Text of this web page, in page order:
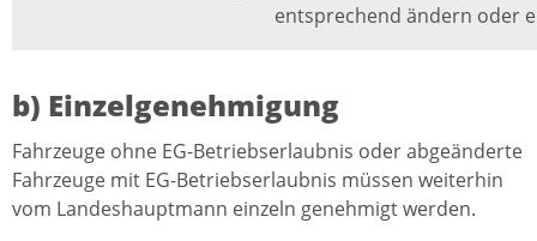
entsprechend ändern oder
b) Einzelgenehmigung
Fahrzeuge ohne EG-Betriebserlaubnis oder abgeänderte
Fahrzeuge mit EG-Betriebserlaubnis müssen weiterhin
vom Landeshauptmann einzeln genehmigt werden.